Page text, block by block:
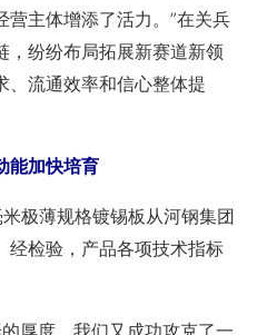
主体增添了活力。”在关兵
，纷纷布局拓展新赛道新领
、流通效率和信心整体提
能加快培育
薄规格镀锡板从河钢集团
经检验，产品各项技术指标